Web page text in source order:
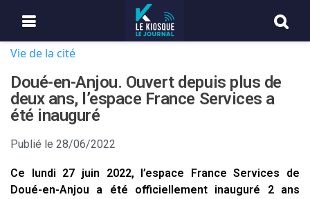
Vie de la cité
Doué-en-Anjou. Ouvert depuis plus de
deux ans, l’espace France Services a
été inauguré
Publié le 28/06/2022
Ce lundi 27 juin 2022, l’espace France Services de
Doué-en-Anjou a été officiellement inauguré 2 ans